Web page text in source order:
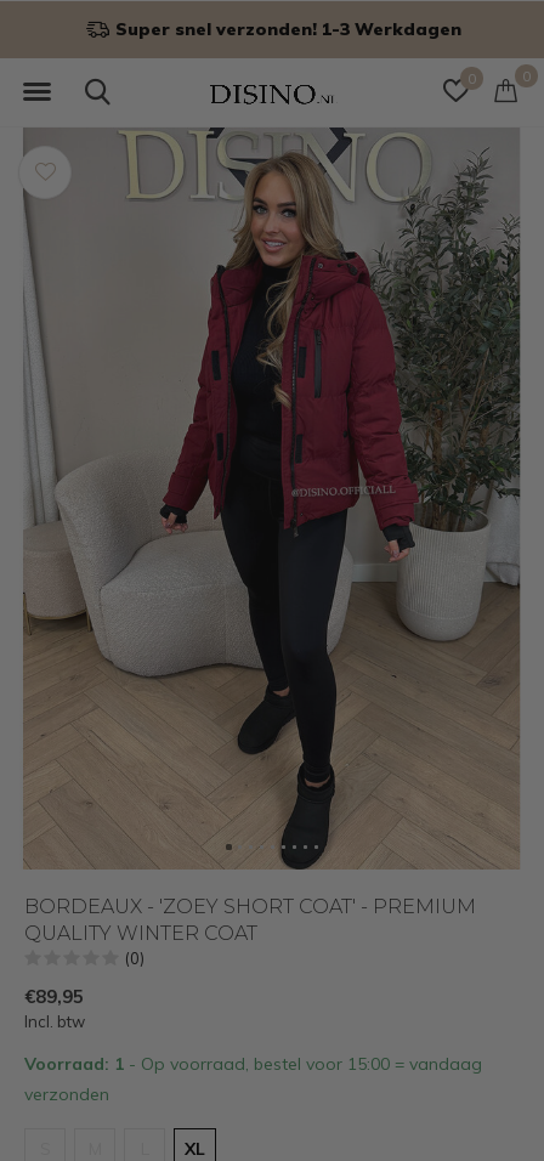
0 0
Super snel verzonden! 1-3 Werkdagen
BORDEAUX - 'ZOEY SHORT COAT' - PREMIUM
QUALITY WINTER COAT
(0)
€89,95
Incl. btw
Voorraad: 1 - Op voorraad, bestel voor 15:00 = vandaag
verzonden
XL